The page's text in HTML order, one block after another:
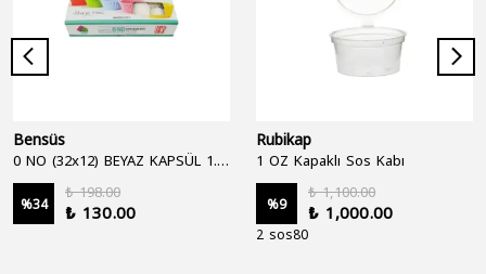
Bensüs
%34
₺ 198.00
₺ 130.00
Rubikap
1 OZ Kapaklı Sos Kabı
%9
₺ 1,100.00
₺ 1,000.00
2 sos80